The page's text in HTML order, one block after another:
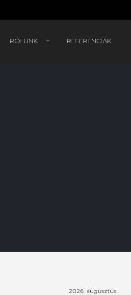
RÓLUNK REFERENCIÁK
2026. augusztus